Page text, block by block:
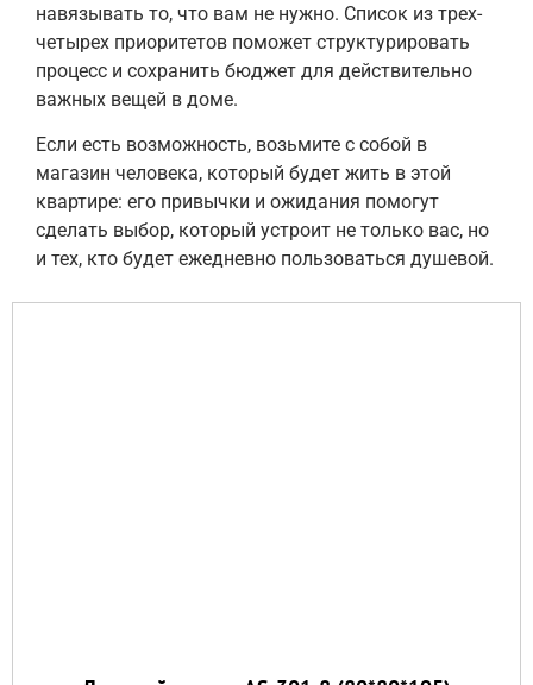
навязывать то, что вам не нужно. Список из трех-
четырех приоритетов поможет структурировать
процесс и сохранить бюджет для действительно
важных вещей в доме.
Если есть возможность, возьмите с собой в
магазин человека, который будет жить в этой
квартире: его привычки и ожидания помогут
сделать выбор, который устроит не только вас, но
и тех, кто будет ежедневно пользоваться душевой.